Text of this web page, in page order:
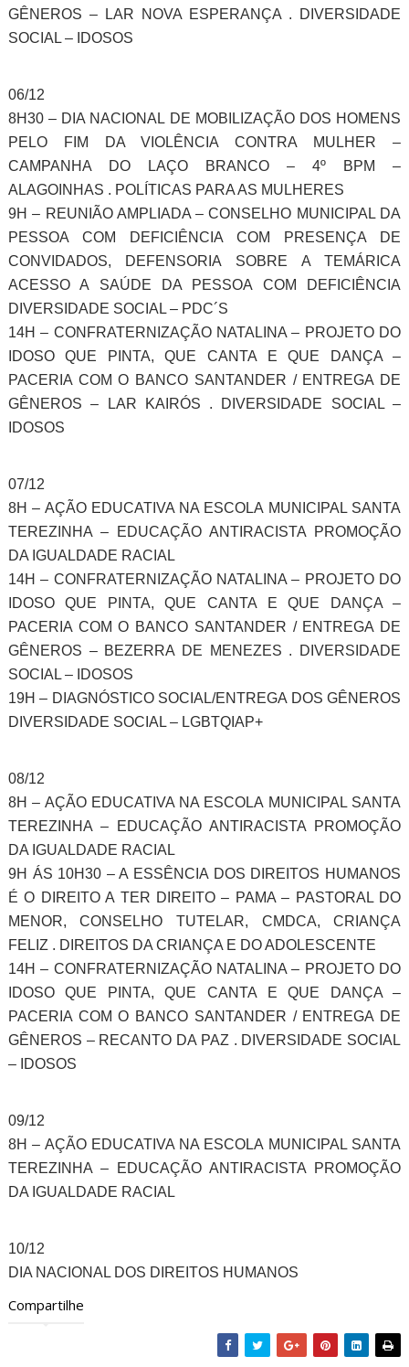
GÊNEROS – LAR NOVA ESPERANÇA . DIVERSIDADE
SOCIAL – IDOSOS
06/12
8H30 – DIA NACIONAL DE MOBILIZAÇÃO DOS HOMENS
PELO FIM DA VIOLÊNCIA CONTRA MULHER –
CAMPANHA DO LAÇO BRANCO – 4º BPM –
ALAGOINHAS . POLÍTICAS PARA AS MULHERES
9H – REUNIÃO AMPLIADA – CONSELHO MUNICIPAL DA
PESSOA COM DEFICIÊNCIA COM PRESENÇA DE
CONVIDADOS, DEFENSORIA SOBRE A TEMÁRICA
ACESSO A SAÚDE DA PESSOA COM DEFICIÊNCIA
DIVERSIDADE SOCIAL – PDC´S
14H – CONFRATERNIZAÇÃO NATALINA – PROJETO DO
IDOSO QUE PINTA, QUE CANTA E QUE DANÇA –
PACERIA COM O BANCO SANTANDER / ENTREGA DE
GÊNEROS – LAR KAIRÓS . DIVERSIDADE SOCIAL –
IDOSOS
07/12
8H – AÇÃO EDUCATIVA NA ESCOLA MUNICIPAL SANTA
TEREZINHA – EDUCAÇÃO ANTIRACISTA PROMOÇÃO
DA IGUALDADE RACIAL
14H – CONFRATERNIZAÇÃO NATALINA – PROJETO DO
IDOSO QUE PINTA, QUE CANTA E QUE DANÇA –
PACERIA COM O BANCO SANTANDER / ENTREGA DE
GÊNEROS – BEZERRA DE MENEZES . DIVERSIDADE
SOCIAL – IDOSOS
19H – DIAGNÓSTICO SOCIAL/ENTREGA DOS GÊNEROS
DIVERSIDADE SOCIAL – LGBTQIAP+
08/12
8H – AÇÃO EDUCATIVA NA ESCOLA MUNICIPAL SANTA
TEREZINHA – EDUCAÇÃO ANTIRACISTA PROMOÇÃO
DA IGUALDADE RACIAL
9H ÁS 10H30 – A ESSÊNCIA DOS DIREITOS HUMANOS
É O DIREITO A TER DIREITO – PAMA – PASTORAL DO
MENOR, CONSELHO TUTELAR, CMDCA, CRIANÇA
FELIZ . DIREITOS DA CRIANÇA E DO ADOLESCENTE
14H – CONFRATERNIZAÇÃO NATALINA – PROJETO DO
IDOSO QUE PINTA, QUE CANTA E QUE DANÇA –
PACERIA COM O BANCO SANTANDER / ENTREGA DE
GÊNEROS – RECANTO DA PAZ . DIVERSIDADE SOCIAL
– IDOSOS
09/12
8H – AÇÃO EDUCATIVA NA ESCOLA MUNICIPAL SANTA
TEREZINHA – EDUCAÇÃO ANTIRACISTA PROMOÇÃO
DA IGUALDADE RACIAL
10/12
DIA NACIONAL DOS DIREITOS HUMANOS
Compartilhe